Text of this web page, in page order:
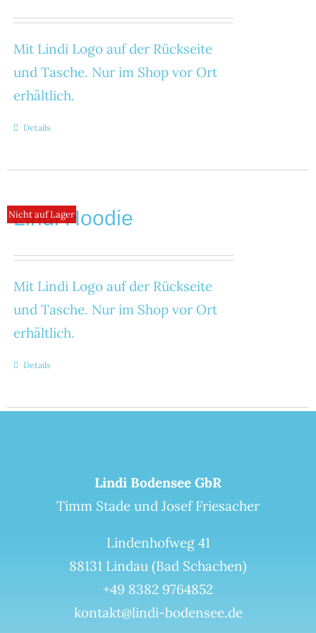
Mit Lindi Logo auf der Rückseite
und Tasche. Nur im Shop vor Ort
erhältlich.
Details
Nicht auf Lager
Lindi Hoodie
Mit Lindi Logo auf der Rückseite
und Tasche. Nur im Shop vor Ort
erhältlich.
Details
Lindi Bodensee GbR
Timm Stade und Josef Friesacher
Lindenhofweg 41
88131 Lindau (Bad Schachen)
+49 8382 9764852
kontakt@lindi-bodensee.de